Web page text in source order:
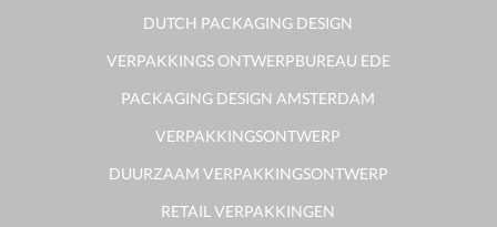
DUTCH PACKAGING DESIGN
VERPAKKINGS ONTWERPBUREAU EDE
PACKAGING DESIGN AMSTERDAM
VERPAKKINGSONTWERP
DUURZAAM VERPAKKINGSONTWERP
RETAIL VERPAKKINGEN